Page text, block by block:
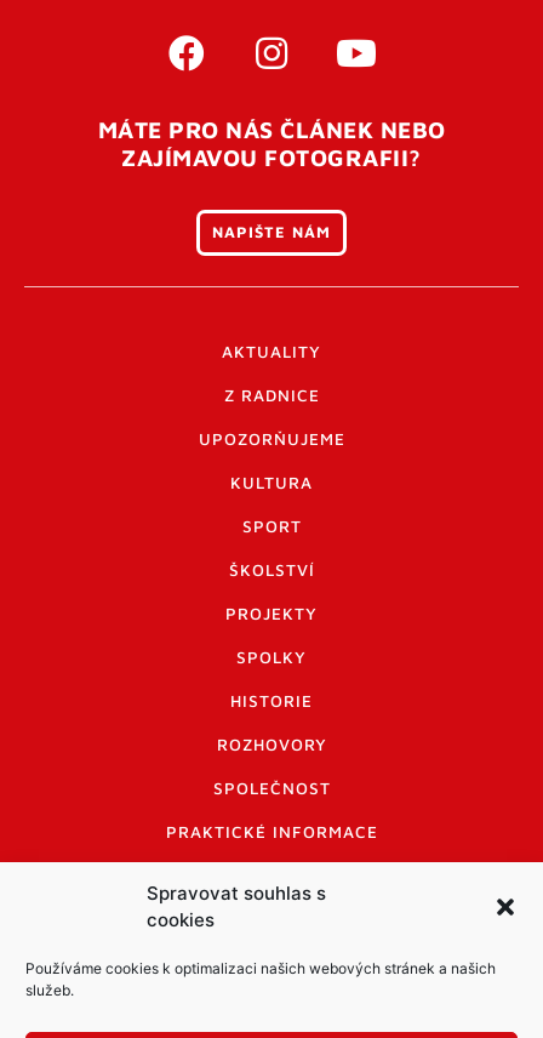
Spravovat souhlas s
cookies
Používáme cookies k optimalizaci našich webových stránek a našich
služeb.
MÁTE PRO NÁS ČLÁNEK NEBO
ZAJÍMAVOU FOTOGRAFII?
NAPIŠTE NÁM
AKTUALITY
Z RADNICE
UPOZORŇUJEME
KULTURA
SPORT
ŠKOLSTVÍ
PROJEKTY
SPOLKY
HISTORIE
ROZHOVORY
SPOLEČNOST
PRAKTICKÉ INFORMACE
INFORMACE A KODEX DISKUTUJÍCÍCH
LOGO A LOGO MANUÁL